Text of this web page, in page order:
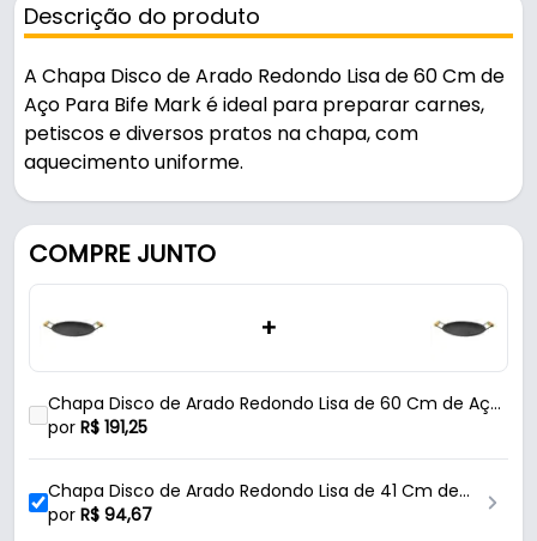
Descrição do produto
A Chapa Disco de Arado Redondo Lisa de 60 Cm de
Aço Para Bife Mark é ideal para preparar carnes,
petiscos e diversos pratos na chapa, com
aquecimento uniforme.
Pode ser usado na cozinha e em áreas de serviço.
Fabricada em Aço com acabamento liso na cor
Características:
- Marca: Mark
- Modelo: Chapa
- Acabamento: Liso
- Cor: Aço Queimado
COMPRE JUNTO
+
Chapa Disco de Arado Redondo Lisa de 60 Cm de Aço
Para Bife Mk
por R$ 191,25
Chapa Disco de Arado Redondo Lisa de 41 Cm de
Aço Para Bife Mk
por R$ 94,67